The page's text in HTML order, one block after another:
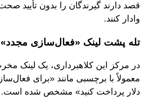
قصد دارند گیرندگان را بدون تأیید صحت
وادار کنند.
تله پشت لینک «فعال‌سازی مجدد»
در مرکز این کلاهبرداری، یک لینک
دلار پرداخت کنید» مشخص شده است.